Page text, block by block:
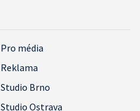
Pro média
Reklama
Studio Brno
Studio Ostrava